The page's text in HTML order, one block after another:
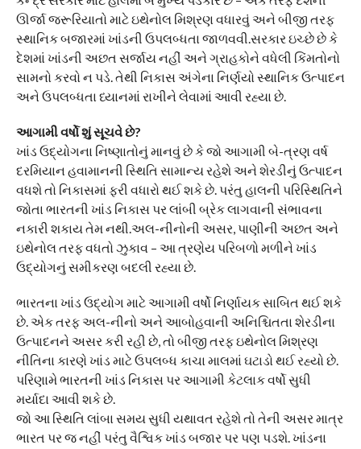
ઊર્જા જરૂરિયાતો માટે ઇથેનોલ મિશ્રણ વધારવું અને બીજી તરફ
સ્થાનિક બજારમાં ખાંડની ઉપલબ્ધતા જાળવવી.સરકાર ઇચ્છે છે કે
દેશમાં ખાંડની અછત સર્જાય નહીં અને ગ્રાહકોને વધેલી કિંમતોનો
સામનો કરવો ન પડે. તેથી નિકાસ અંગેના નિર્ણયો સ્થાનિક ઉત્પાદન
અને ઉપલબ્ધતા ધ્યાનમાં રાખીને લેવામાં આવી રહ્યા છે.
આગામી વર્ષો શું સૂચવે છે?
ખાંડ ઉદ્યોગના નિષ્ણાતોનું માનવું છે કે જો આગામી બે-ત્રણ વર્ષ
દરમિયાન હવામાનની સ્થિતિ સામાન્ય રહેશે અને શેરડીનું ઉત્પાદન
વધશે તો નિકાસમાં ફરી વધારો થઈ શકે છે. પરંતુ હાલની પરિસ્થિતિને
જોતા ભારતની ખાંડ નિકાસ પર લાંબી બ્રેક લાગવાની સંભાવના
નકારી શકાય તેમ નથી.અલ-નીનોની અસર, પાણીની અછત અને
ઇથેનોલ તરફ વધતો ઝુકાવ – આ ત્રણેય પરિબળો મળીને ખાંડ
ઉદ્યોગનું સમીકરણ બદલી રહ્યા છે.
ભારતના ખાંડ ઉદ્યોગ માટે આગામી વર્ષો નિર્ણાયક સાબિત થઈ શકે
છે. એક તરફ અલ-નીનો અને આબોહવાની અનિશ્ચિતતા શેરડીના
ઉત્પાદનને અસર કરી રહી છે, તો બીજી તરફ ઇથેનોલ મિશ્રણ
નીતિના કારણે ખાંડ માટે ઉપલબ્ધ કાચા માલમાં ઘટાડો થઈ રહ્યો છે.
પરિણામે ભારતની ખાંડ નિકાસ પર આગામી કેટલાક વર્ષો સુધી
મર્યાદા આવી શકે છે.
જો આ સ્થિતિ લાંબા સમય સુધી યથાવત રહેશે તો તેની અસર માત્ર
ભારત પર જ નહીં પરંતુ વૈશ્વિક ખાંડ બજાર પર પણ પડશે. ખાંડના